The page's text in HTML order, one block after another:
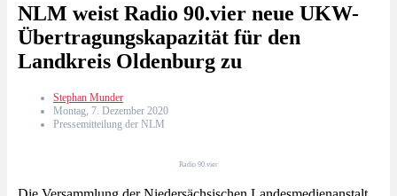
NLM weist Radio 90.vier neue UKW-
Übertragungskapazität für den
Landkreis Oldenburg zu
Stephan Munder
Montag, 7. Dezember 2020
Pressemitteilung der NLM
Radio 90.vier